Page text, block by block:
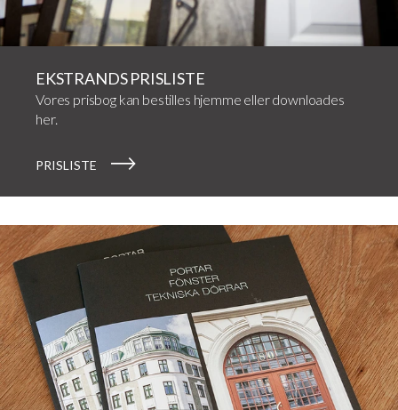
EKSTRANDS PRISLISTE
Vores prisbog kan bestilles hjemme eller downloades
her.
PRISLISTE